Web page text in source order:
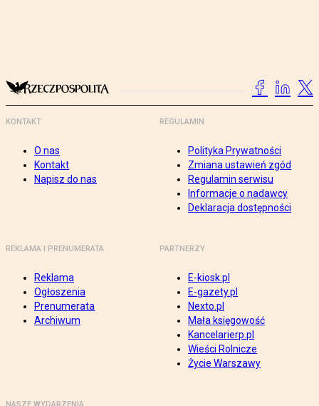
KONTAKT
O nas
Kontakt
Napisz do nas
REGULAMIN
Polityka Prywatności
Zmiana ustawień zgód
Regulamin serwisu
Informacje o nadawcy
Deklaracja dostępności
REKLAMA I PRENUMERATA
Reklama
Ogłoszenia
Prenumerata
Archiwum
PARTNERZY
E-kiosk.pl
E-gazety.pl
Nexto.pl
Mała księgowość
Kancelarierp.pl
Wieści Rolnicze
Życie Warszawy